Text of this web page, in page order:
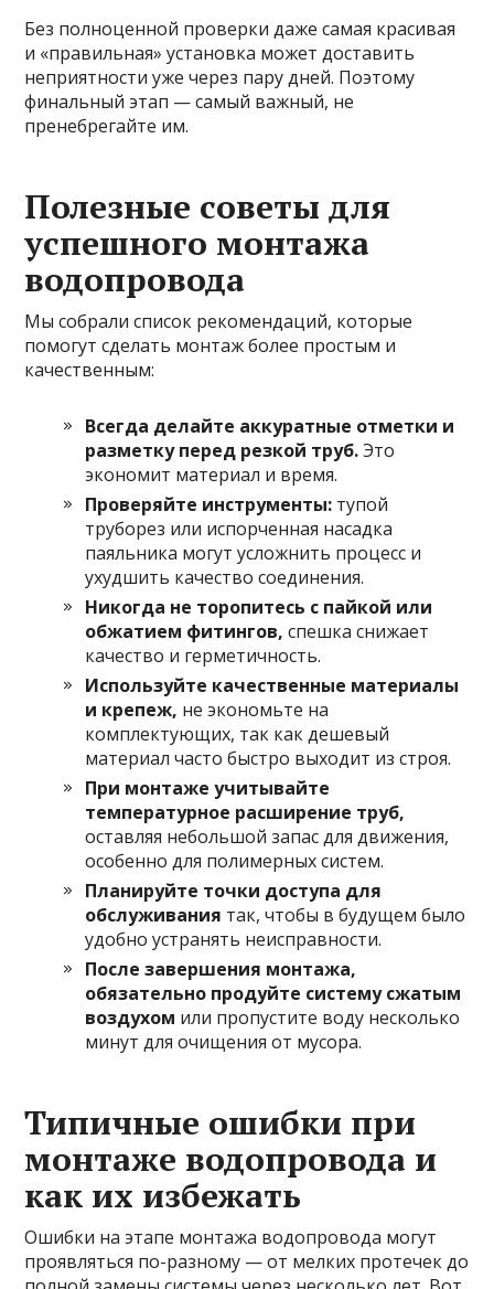
Без полноценной проверки даже самая красивая
и «правильная» установка может доставить
неприятности уже через пару дней. Поэтому
финальный этап — самый важный, не
пренебрегайте им.
Полезные советы для
успешного монтажа
водопровода
Мы собрали список рекомендаций, которые
помогут сделать монтаж более простым и
качественным:
Всегда делайте аккуратные отметки и
разметку перед резкой труб.Это
экономит материал и время.
Проверяйте инструменты: тупой
труборез или испорченная насадка
паяльника могут усложнить процесс и
ухудшить качество соединения.
Никогда не торопитесь с пайкой или
обжатием фитингов, спешка снижает
качество и герметичность.
Используйте качественные материалы
и крепеж, не экономьте на
комплектующих, так как дешевый
материал часто быстро выходит из строя.
При монтаже учитывайте
температурное расширение труб,
оставляя небольшой запас для движения,
особенно для полимерных систем.
Планируйте точки доступа для
обслуживания так, чтобы в будущем было
удобно устранять неисправности.
После завершения монтажа,
обязательно продуйте систему сжатым
воздухом или пропустите воду несколько
минут для очищения от мусора.
Типичные ошибки при
монтаже водопровода и
как их избежать
Ошибки на этапе монтажа водопровода могут
проявляться по-разному — от мелких протечек до